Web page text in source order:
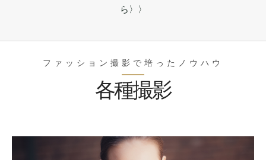
ら〉〉
ファッション撮影で培ったノウハウ
各種撮影